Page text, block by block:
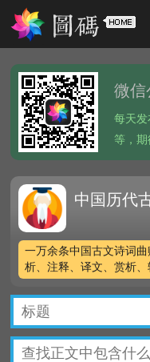
微
每天
等，
中国历代
一万余条中国古文诗词
析、注释、译文、赏析、